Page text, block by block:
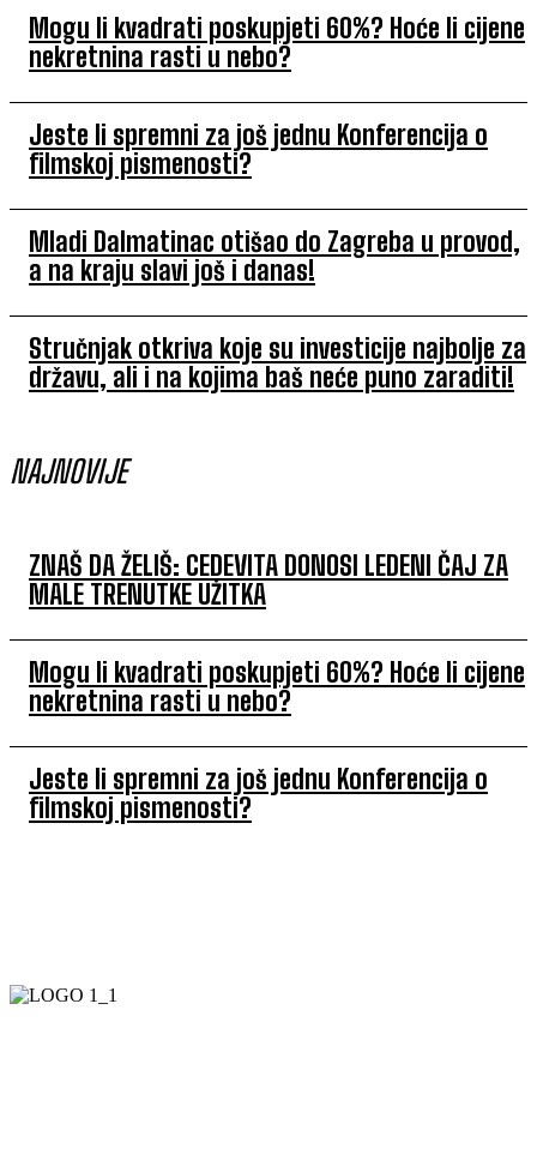
Mogu li kvadrati poskupjeti 60%? Hoće li cijene
nekretnina rasti u nebo?
Jeste li spremni za još jednu Konferencija o
filmskoj pismenosti?
Mladi Dalmatinac otišao do Zagreba u provod,
a na kraju slavi još i danas!
Stručnjak otkriva koje su investicije najbolje za
državu, ali i na kojima baš neće puno zaraditi!
NAJNOVIJE
ZNAŠ DA ŽELIŠ: CEDEVITA DONOSI LEDENI ČAJ ZA
MALE TRENUTKE UŽITKA
Mogu li kvadrati poskupjeti 60%? Hoće li cijene
nekretnina rasti u nebo?
Jeste li spremni za još jednu Konferencija o
filmskoj pismenosti?